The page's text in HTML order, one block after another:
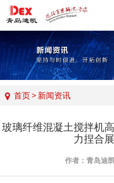
首页>新闻资讯
玻璃纤维混凝土搅拌机
力捏合
作者：青岛迪